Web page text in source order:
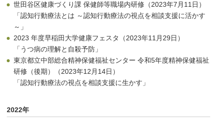
世田谷区健康づくり課 保健師等職場内研修（2023年7月11日）
「認知行動療法とは ～認知行動療法の視点を相談支援に活かす
～」
2023 年度早稲田大学健康フェスタ（2023年11月29日）
「うつ病の理解と自殺予防」
東京都立中部総合精神保健福祉センター 令和5年度精神保健福祉
研修（後期）（2023年12月14日）
「認知行動療法の視点を相談支援に生かす」
2022年